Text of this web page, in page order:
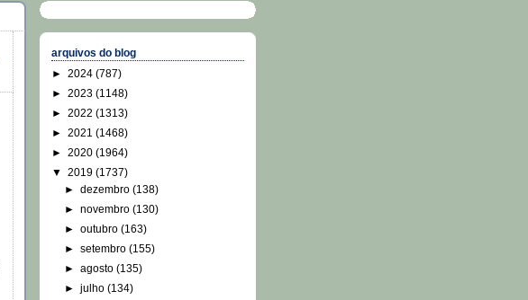
arquivos do blog
► 2024 (787)
► 2023 (1148)
► 2022 (1313)
► 2021 (1468)
► 2020 (1964)
▼ 2019 (1737)
►dezembro(138)
►novembro(130)
►outubro(163)
►setembro(155)
►agosto(135)
►julho(134)